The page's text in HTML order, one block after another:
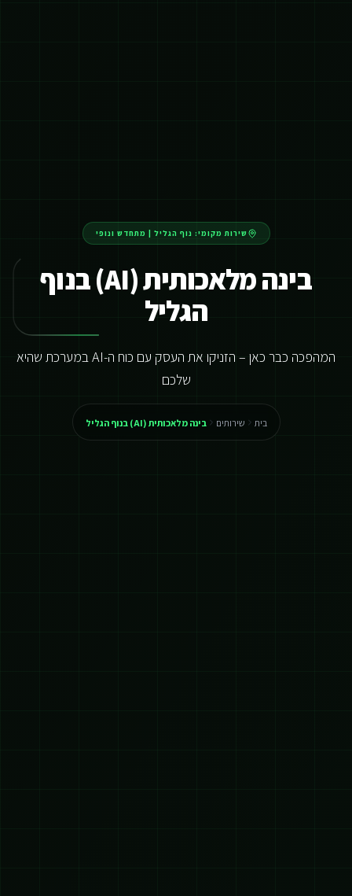
שירות מקומי: נוף הגליל מתחדש ונופי
בינה מלאכותית (AI) בנוף
הגליל
המהפכה כבר כאן – הזניקו את העסק עם כוח ה-AI במערכת שהיא
שלכם
בית שירותים בינה מלאכותית (AI) בנוף הגליל